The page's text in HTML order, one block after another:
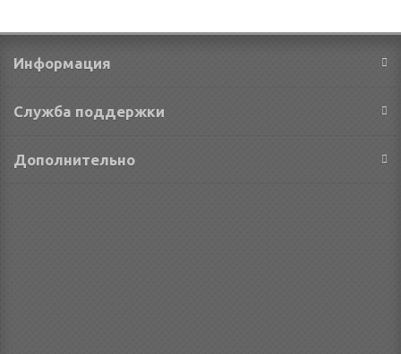
Информация
Служба поддержки
Дополнительно